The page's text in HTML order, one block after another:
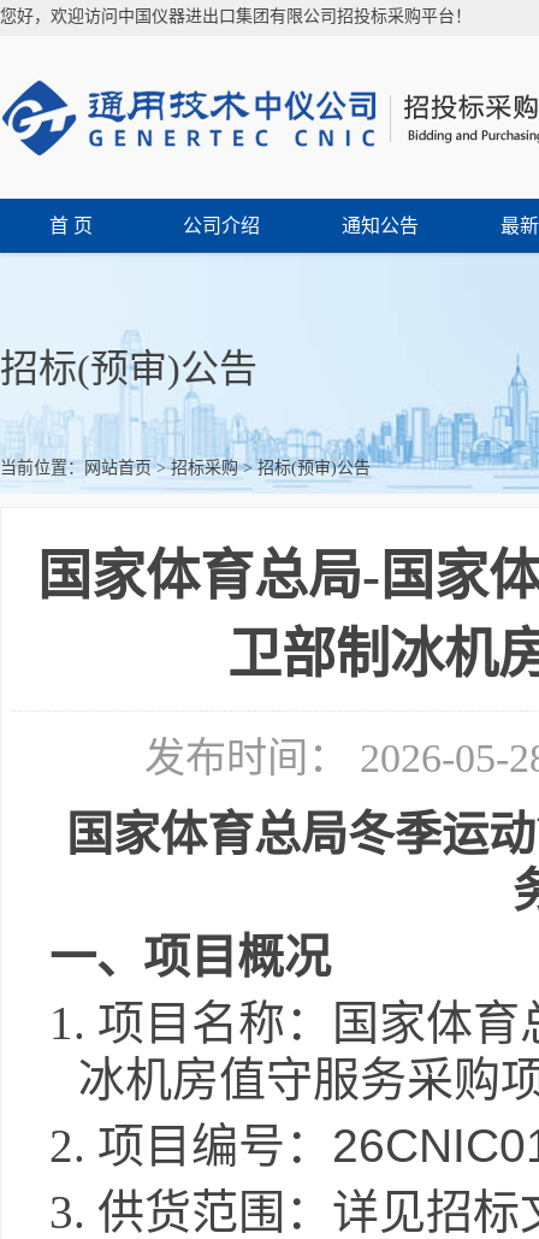
您好，欢迎访问中国仪器进出口集团有限公司招投标采购平台！
首 页 公司介绍 通知公告 最
招标(预审)公告
当前位置：网站首页>招标采购>招标(预审)公告
国家体育总局-国家
卫部制冰机
发布时间： 2026-
国家体育总局冬季运
一、项目概况
1. 项目名称：
国家体
冰机房值守服务采购
2. 项目编号：
3. 供货范围： 详见招标